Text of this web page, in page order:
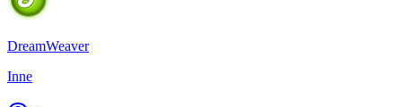
DreamWeaver
Inne